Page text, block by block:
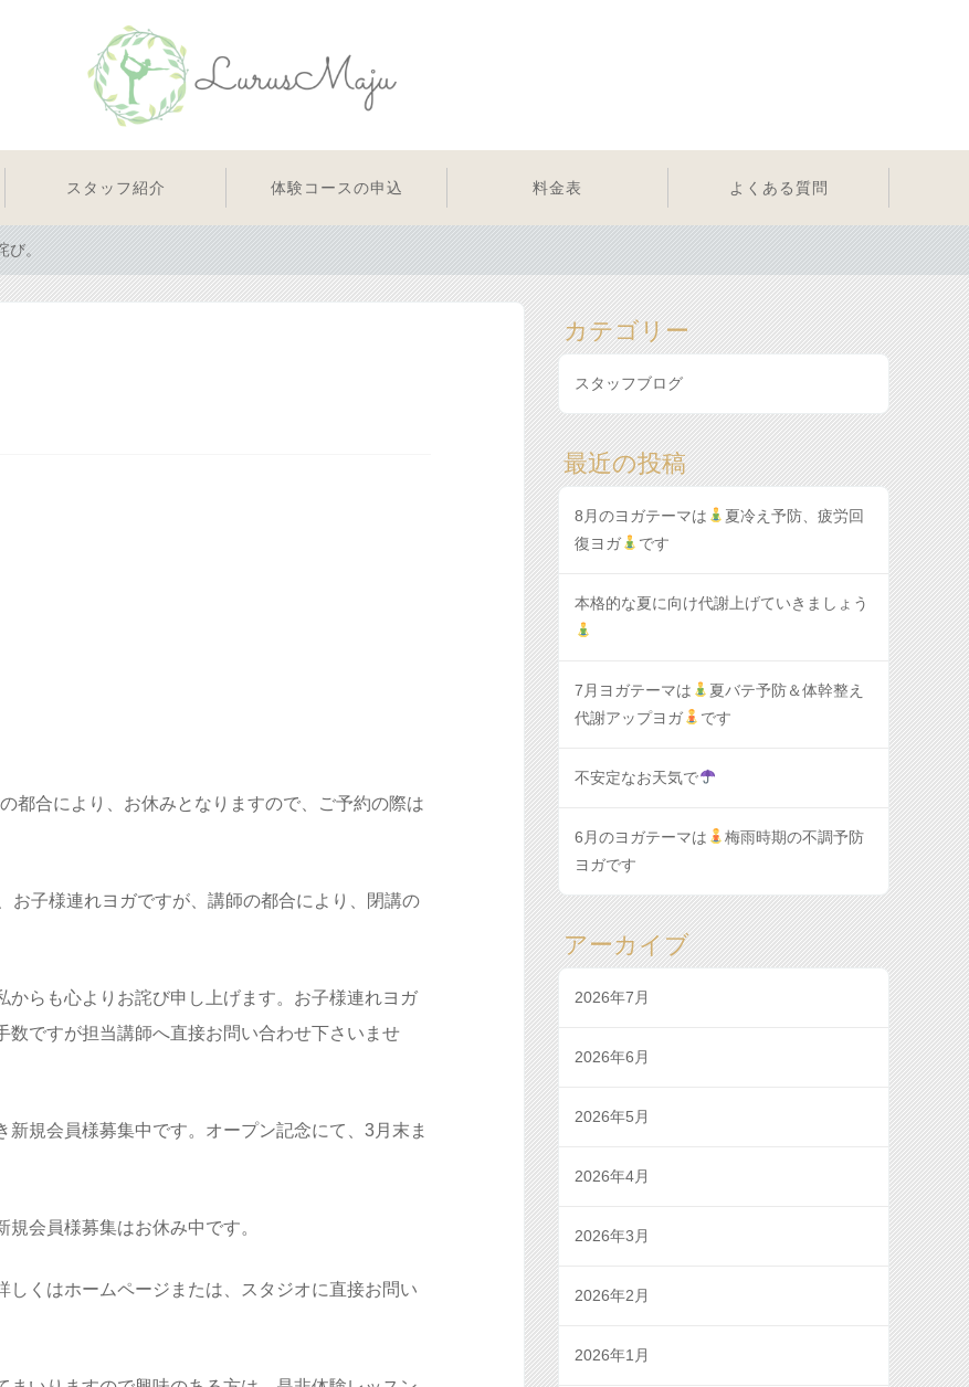
スタッフ紹介 体験コースの申込 料金表 よくある質問
。
都合により、お休みとなりますので、ご予約の際は
お子様連れヨガですが、講師の都合により、閉講の
らも心よりお詫び申し上げます。お子様連れヨガ
数ですが担当講師へ直接お問い合わせ下さいませ
規会員様募集中です。オープン記念にて、3月末ま
会員様募集はお休み中です。
くはホームページまたは、スタジオに直接お問い
カテゴリー
スタッフブログ
最近の投稿
8月のヨガテーマは
夏冷え予防、疲労回
復ヨガ
です
本格的な夏に向け代謝上げていきましょう
7月ヨガテーマは
夏バテ予防＆体幹整え
代謝アップヨガ
です
不安定なお天気で
6月のヨガテーマは
梅雨時期の不調予防
ヨガです
アーカイブ
2026年7月
2026年6月
2026年5月
2026年4月
2026年3月
2026年2月
2026年1月